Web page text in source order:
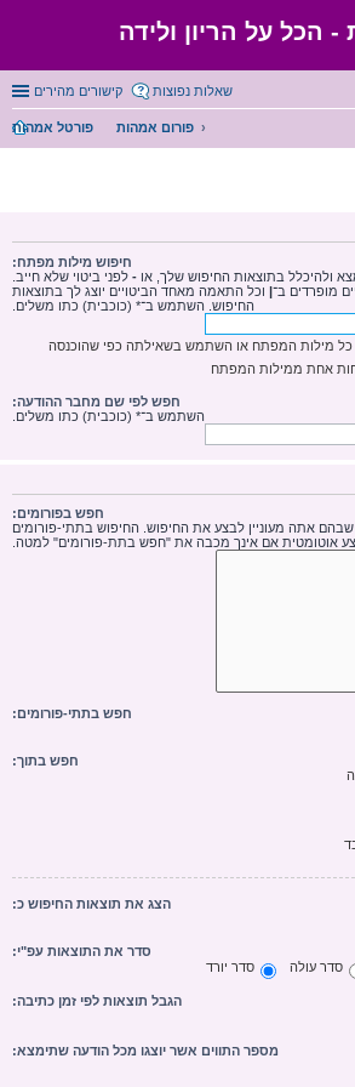
הכל על הריון ולידה
קישורים מהירים שאלות נפוצות
פורטל אמהות פורום אמהות
חיפוש מילות מפתח:
ולהיכלל בתוצאות החיפוש שלך, או - לפני ביטוי שלא חייב.
מופרדים ב־| וכל התאמה מאחד הביטויים יוצג לך בתוצאות
החיפוש. השתמש ב־* (כוכבית) כתו משלים.
כל מילות המפתח או השתמש בשאילתה כפי שהוכנסה
אחת ממילות המפתח
חפש לפי שם מחבר ההודעה:
השתמש ב־* (כוכבית) כתו משלים.
חפש בפורומים:
אתה מעוניין לבצע את החיפוש. החיפוש בתתי-פורומים
אוטומטית אם אינך מכבה את "חפש בתת-פורומים" למטה.
חפש בתתי-פורומים:
חפש בתוך:
הצג את תוצאות החיפוש כ:
סדר את התוצאות עפ"י:
סדר עולה
סדר יורד
הגבל תוצאות לפי זמן כתיבה:
מספר התווים אשר יוצגו מכל הודעה שתימצא: